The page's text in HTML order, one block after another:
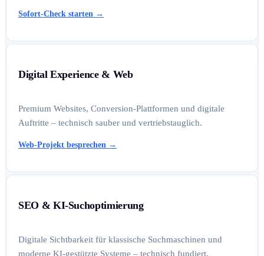
Sofort-Check starten →
Digital Experience & Web
Premium Websites, Conversion-Plattformen und digitale
Auftritte – technisch sauber und vertriebstauglich.
Web-Projekt besprechen →
SEO & KI-Suchoptimierung
Digitale Sichtbarkeit für klassische Suchmaschinen und
moderne KI-gestützte Systeme – technisch fundiert,